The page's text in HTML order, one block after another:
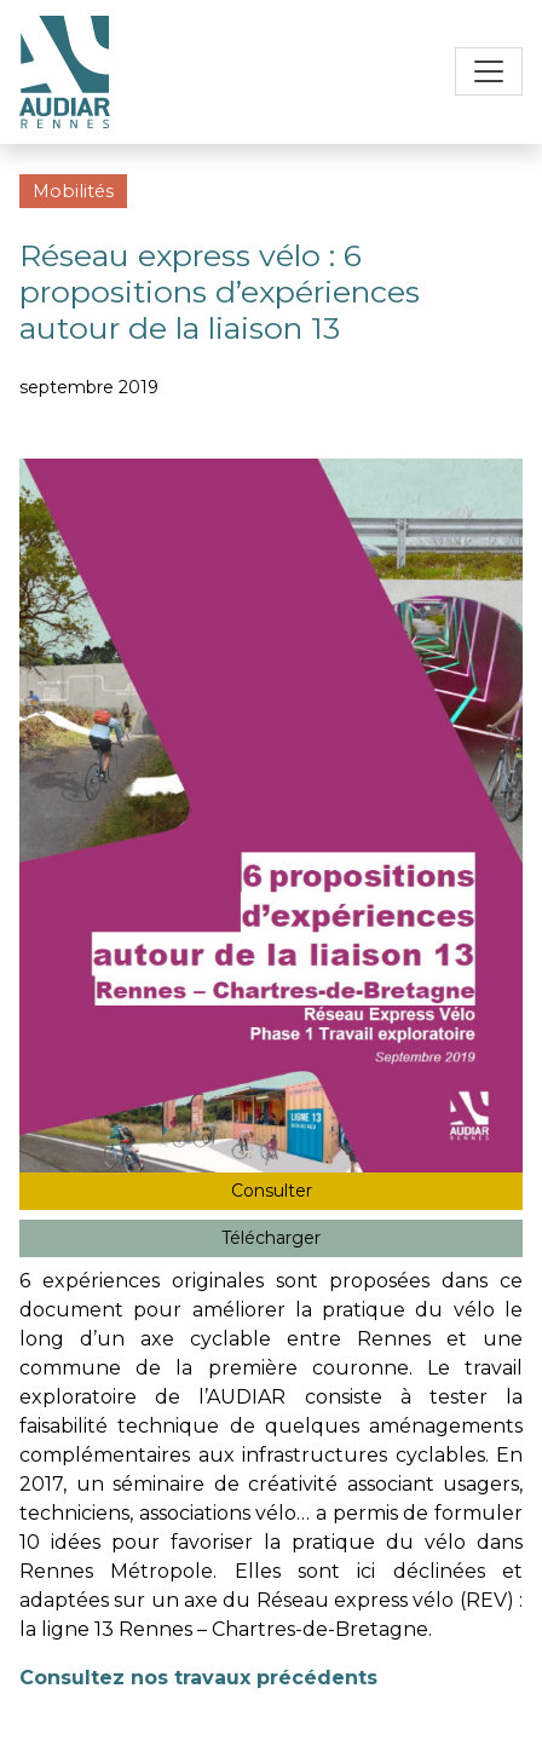
Mobilités
Réseau express vélo : 6
propositions d’expériences
autour de la liaison 13
septembre 2019
Consulter
Télécharger
6 expériences originales sont proposées dans ce
document pour améliorer la pratique du vélo le
long d’un axe cyclable entre Rennes et une
commune de la première couronne. Le travail
exploratoire de l’AUDIAR consiste à tester la
faisabilité technique de quelques aménagements
complémentaires aux infrastructures cyclables. En
2017, un séminaire de créativité associant usagers,
techniciens, associations vélo… a permis de formuler
10 idées pour favoriser la pratique du vélo dans
Rennes Métropole. Elles sont ici déclinées et
adaptées sur un axe du Réseau express vélo (REV) :
la ligne 13 Rennes – Chartres-de-Bretagne.
Consultez nos travaux précédents